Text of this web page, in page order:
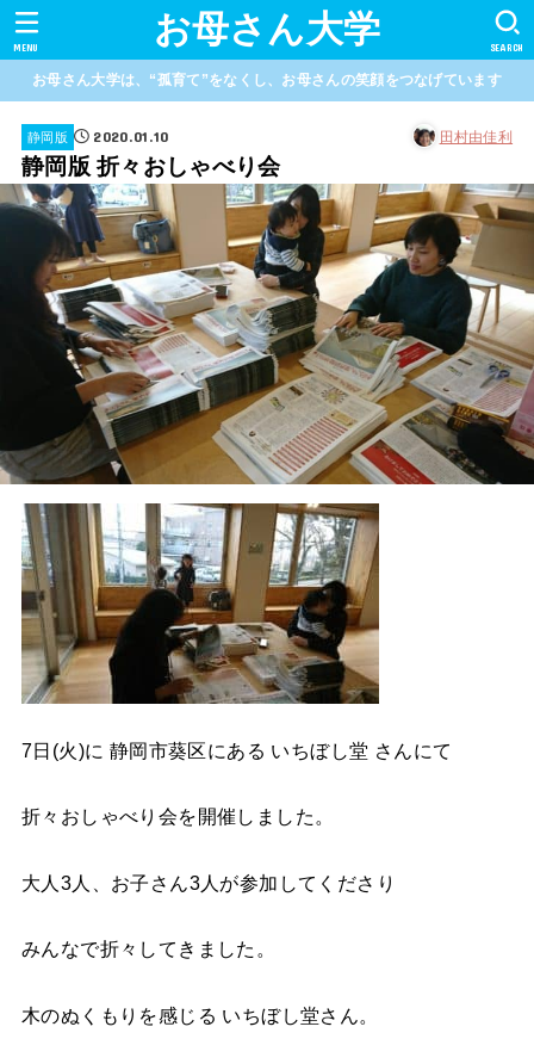
お母さん大学 SEARCH
MENU
お母さん大学は、“孤育て”をなくし、お母さんの笑顔をつなげています
静岡版 2020.01.10 田村由佳利
静岡版 折々おしゃべり会
7日(火)に 静岡市葵区にある いちぼし堂 さんにて
折々おしゃべり会を開催しました。
大人3人、お子さん3人が参加してくださり
みんなで折々してきました。
木のぬくもりを感じる いちぼし堂さん。